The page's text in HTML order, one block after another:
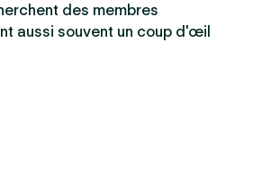
des membres
aussi souvent un coup d'œil